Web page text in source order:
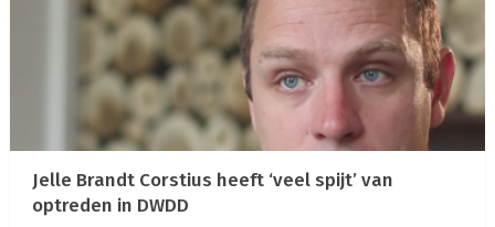
Jelle Brandt Corstius heeft ‘veel spijt’ van
optreden in DWDD